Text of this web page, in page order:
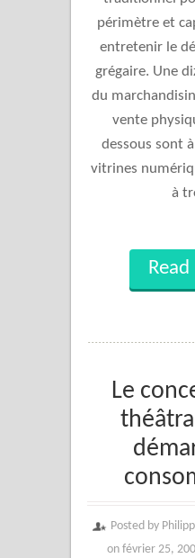
périmètre et
entretenir le
grégaire. Une
du
vente
dessous sont
vitrines
à
Read
Le
Posted by
on février 25,